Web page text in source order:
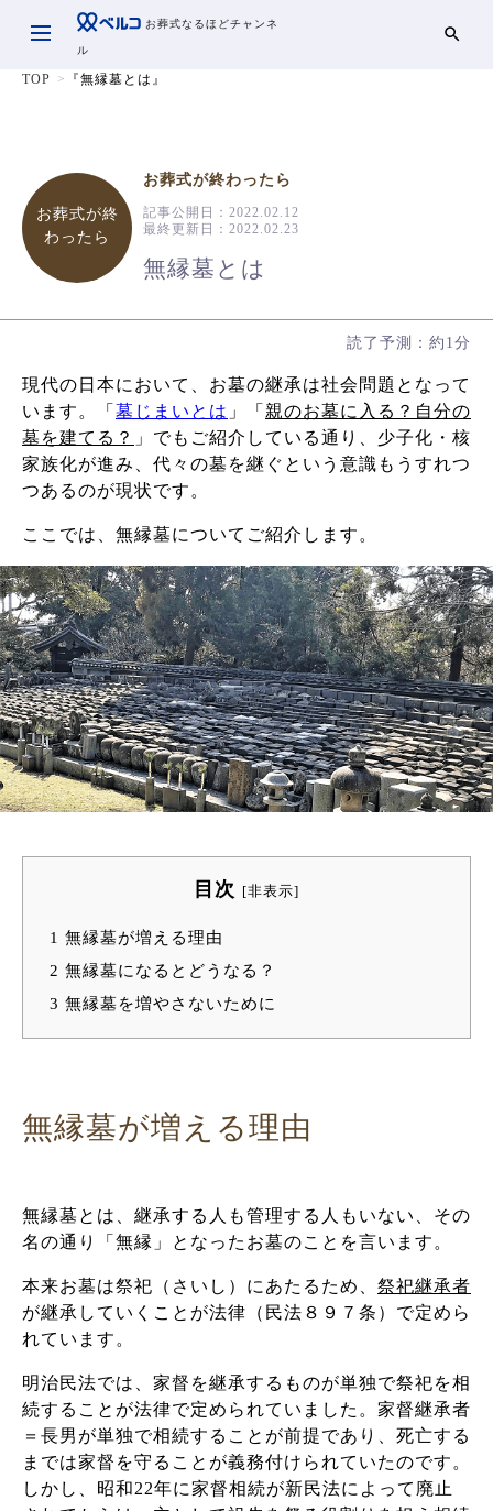
お葬式なるほどチャンネ
ル
TOP 『無縁墓とは』
お葬式が終
わったら
お葬式が終わったら
記事公開日： 2022.02.12
最終更新日： 2022.02.23
無縁墓とは
読了予測：約1分
現代の日本において、お墓の継承は社会問題となって
います。「 墓じまいとは 」「 親のお墓に入る？自分の
墓を建てる？ 」でもご紹介している通り、少子化・核
家族化が進み、代々の墓を継ぐという意識もうすれつ
つあるのが現状です。
ここでは、無縁墓についてご紹介します。
目次 [非表示]
1 無縁墓が増える理由
2 無縁墓になるとどうなる？
3 無縁墓を増やさないために
無縁墓が増える理由
無縁墓とは、継承する人も管理する人もいない、その
名の通り「無縁」となったお墓のことを言います。
本来お墓は祭祀（さいし）にあたるため、 祭祀継承者
が継承していくことが法律（民法８９７条）で定めら
れています。
明治民法では、家督を継承するものが単独で祭祀を相
続することが法律で定められていました。家督継承者
＝長男が単独で相続することが前提であり、死亡する
までは家督を守ることが義務付けられていたのです。
しかし、昭和22年に家督相続が新民法によって廃止